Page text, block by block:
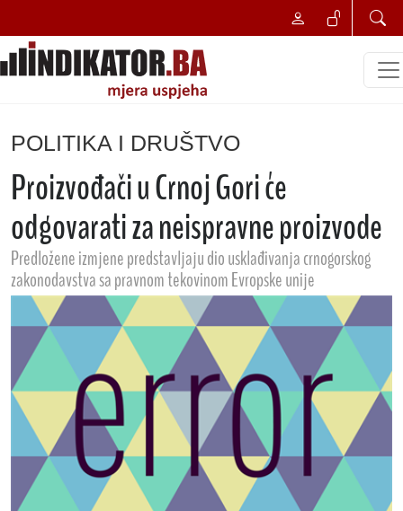
POLITIKA I DRUŠTVO
Proizvođači u Crnoj Gori će
odgovarati za neispravne proizvode
Predložene izmjene predstavljaju dio usklađivanja crnogorskog
zakonodavstva sa pravnom tekovinom Evropske unije